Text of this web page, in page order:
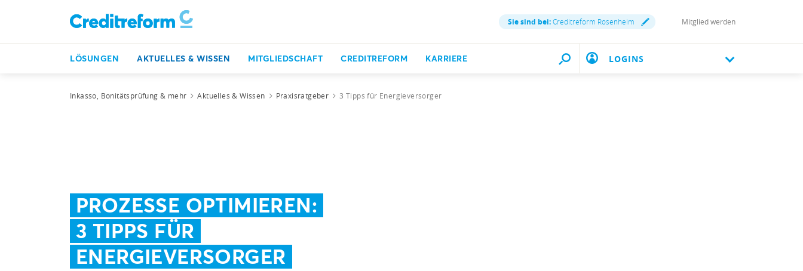
Sie sind bei:Creditreform Rosenheim Mitglied werden
LÖSUNGEN AKTUELLES & WISSEN MITGLIEDSCHAFT CREDITREFORM KARRIERE LOGINS
Inkasso, Bonitätsprüfung & mehr Aktuelles & Wissen Praxisratgeber 3 Tipps für Energieversorger
PROZESSE OPTIMIEREN:
3 TIPPS FÜR
ENERGIEVERSORGER